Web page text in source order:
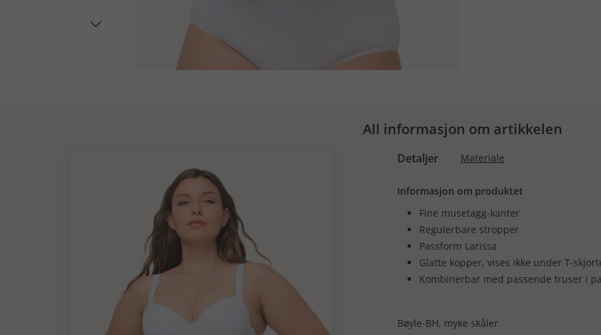
All informasjon om artikkelen
Detaljer Materiale
Informasjon om produktet
Fine musetagg-kanter
Regulerbare stropper
Passform Larissa
Glatte kopper, vises ikke under T-
Kombinerbar med passende truser i
Bøyle-BH, myke skåler